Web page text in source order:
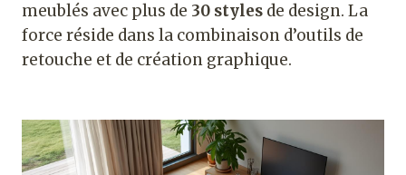
meublés avec plus de 30 styles de design. La
force réside dans la combinaison d’outils de
retouche et de création graphique.